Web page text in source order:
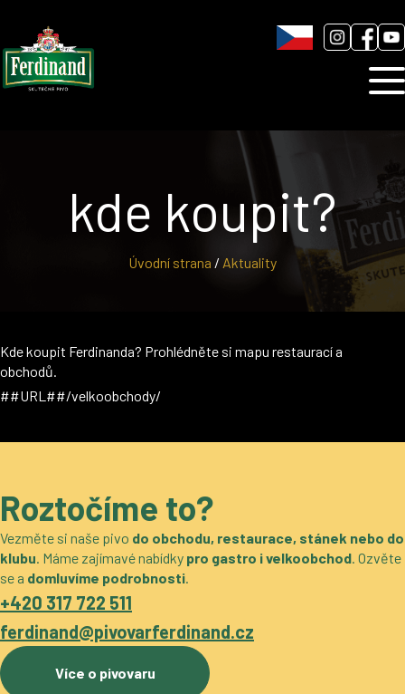
Blog
Úvodní strana / Aktuality
kde koupit?
Kde koupit Ferdinanda? Prohlédněte si mapu restaurací a
obchodů.
##URL##/velkoobchody/
Roztočíme to?
Vezměte si naše pivo do obchodu, restaurace, stánek nebo do
klubu. Máme zajímavé nabídky pro gastro i velkoobchod. Ozvěte
se a domluvíme podrobnosti.
+420 317 722 511
ferdinand@pivovarferdinand.cz
Více o pivovaru